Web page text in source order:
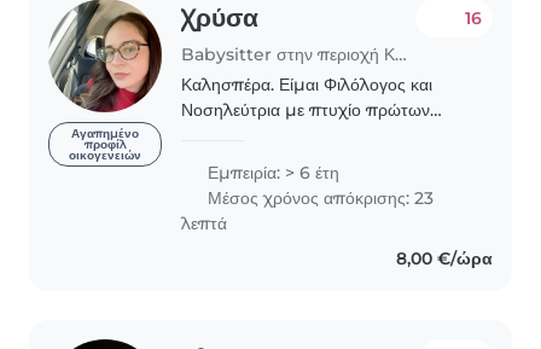
Αγαπημένο
προφίλ
οικογενειών
Χρύσα
Babysitter στην περιοχή Καλαμαριά
16
Καλησπέρα. Είμαι Φιλόλογος και
Νοσηλεύτρια με πτυχίο πρώτων
μεταπτυχιακό ειδικής αγωγής καθώς
κι εμπειρία χρόνων στο..
Εμπειρία: > 6 έτη
Μέσος χρόνος απόκρισης: 23
λεπτά
8,00 €/ώρα